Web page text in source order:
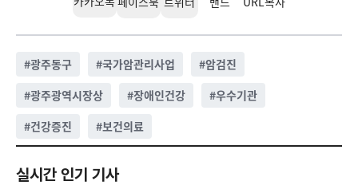
#광주동구 #국가암관리사업 #암검진
#광주광역시장상 #장애인건강 #우수기관
#건강증진 #보건의료
실시간 인기 기사